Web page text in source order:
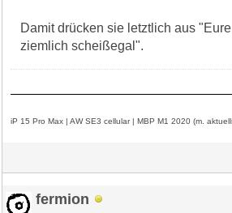
Damit drücken sie letztlich aus
ziemlich scheißegal".
iP 15 Pro Max | AW SE3 cellular | MBP M1 2020 (m.
fermion